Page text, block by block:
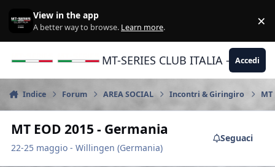
View in the app
A better way to browse. Learn more. ×
MT-SERIES CLUB ITALIA -Accedi
Indice Forum AREA SOCIAL Incontri & Giringiro MT
MT EOD 2015 - Germania
22-25 maggio - Willingen (Germania)
Seguaci